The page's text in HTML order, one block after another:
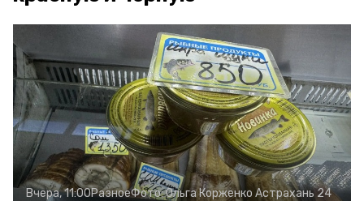
Вчера, 11:00РазноеФото:Ольга Корженко Астрахань 24